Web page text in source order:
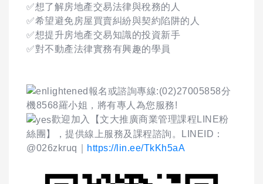
✅想了解房地產交易法律與稅務的人
✅希望避免房屋買賣糾紛與契約陷阱的人
✅想提升房地產交易知識的投資新手
✅對不動產法律實務有興趣的學員
報名或諮詢專線:(02)27005858分
機8568羅小姐，將有專人為您服務!
歡迎加入【文大推廣商業管理課程LINE粉
絲團】，提供線上服務及課程諮詢。LINEID：
@026zkruq｜
https://lin.ee/TkKh5aA